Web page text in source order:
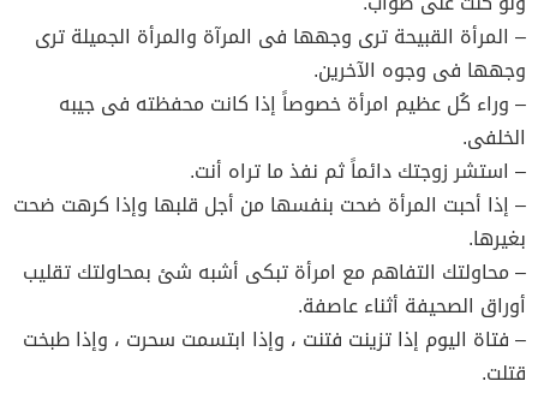
– المرأة القبيحة ترى وجهها فى المرآة والمرأة الجميلة ترى
وجهها فى وجوه الآخرين.
– وراء كُل عظيم امرأة خصوصاً إذا كانت محفظته فى جيبه
الخلفى.
– استشر زوجتك دائماً ثم نفذ ما تراه أنت.
– إذا أحبت المرأة ضحت بنفسها من أجل قلبها وإذا كرهت ضحت
بغيرها.
– محاولتك التفاهم مع امرأة تبكى أشبه شئ بمحاولتك تقليب
أوراق الصحيفة أثناء عاصفة.
– فتاة اليوم إذا تزينت فتنت ، وإذا ابتسمت سحرت ، وإذا طبخت
قتلت.